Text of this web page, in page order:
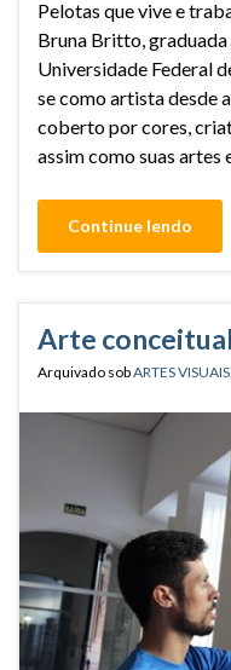
Pelotas que vive e
Bruna Britto, graduada
Universidade Federal
se como artista desde
coberto por cores,
assim como suas artes
Continue lendo
Arte
Arquivado sobARTES VISUAIS